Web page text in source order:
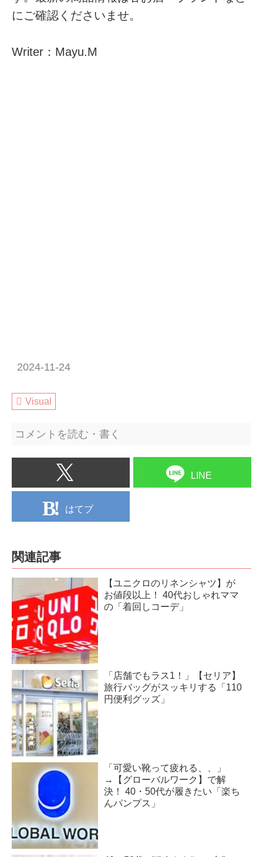
にご確認くださいませ。
Writer：Mayu.M
2024-11-24
Visual
コメントを読む・書く
LINE
はてブ
関連記事
【ユニクロのリネンシャツ】が
お値段以上！ 40代おしゃれママ
の「着回しコーデ」
「店舗でもラス1！」【セリア】
旅行バッグがスッキリする「110
円便利グッズ」
「可愛い靴って疲れる、、」
→【グローバルワーク】で解
決！ 40・50代が履きたい「楽ち
んパンプス」